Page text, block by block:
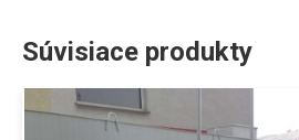
Súvisiace produkty